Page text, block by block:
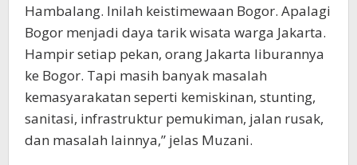
Hambalang. Inilah keistimewaan Bogor. Apalagi
Bogor menjadi daya tarik wisata warga Jakarta.
Hampir setiap pekan, orang Jakarta liburannya
ke Bogor. Tapi masih banyak masalah
kemasyarakatan seperti kemiskinan, stunting,
sanitasi, infrastruktur pemukiman, jalan rusak,
dan masalah lainnya,” jelas Muzani.